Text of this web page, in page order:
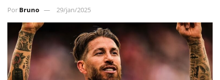
Por Bruno 29/jan/2025